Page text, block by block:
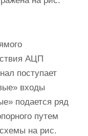
АЦП
поступает
входы
подается ряд
путем
на рис.